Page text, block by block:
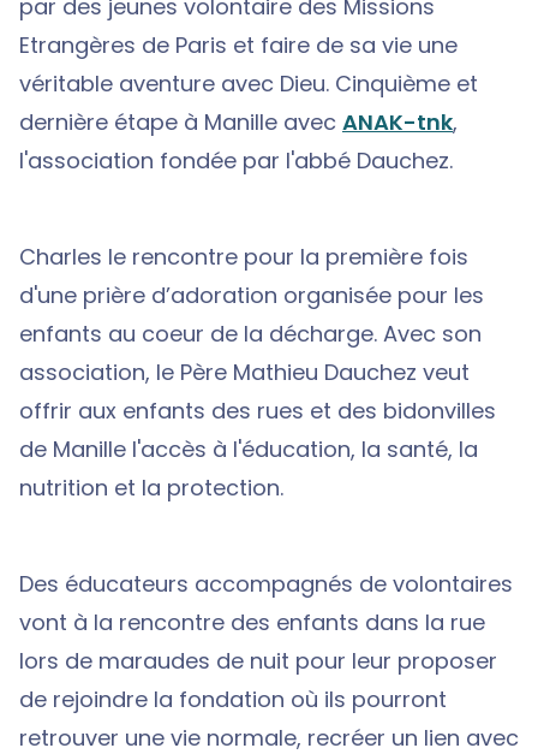
par des jeunes volontaire des Missions
Etrangères de Paris et faire de sa vie une
véritable aventure avec Dieu. Cinquième et
dernière étape à Manille avec ANAK-tnk,
l'association fondée par l'abbé Dauchez.
Charles le rencontre pour la première fois
d'une prière d’adoration organisée pour les
enfants au coeur de la décharge. Avec son
association, le Père Mathieu Dauchez veut
offrir aux enfants des rues et des bidonvilles
de Manille l'accès à l'éducation, la santé, la
nutrition et la protection.
Des éducateurs accompagnés de volontaires
vont à la rencontre des enfants dans la rue
lors de maraudes de nuit pour leur proposer
de rejoindre la fondation où ils pourront
retrouver une vie normale, recréer un lien avec